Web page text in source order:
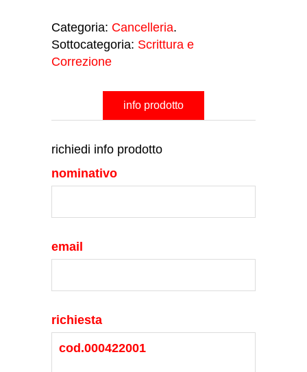
Categoria: Cancelleria.
Sottocategoria: Scrittura e
Correzione
info prodotto
richiedi info prodotto
nominativo
email
richiesta